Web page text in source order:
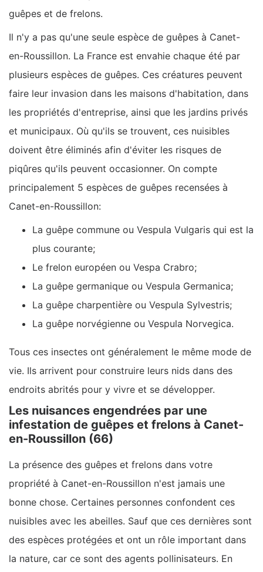
guêpes et de frelons.
Il n'y a pas qu'une seule espèce de guêpes à Canet-
en-Roussillon. La France est envahie chaque été par
plusieurs espèces de guêpes. Ces créatures peuvent
faire leur invasion dans les maisons d'habitation, dans
les propriétés d'entreprise, ainsi que les jardins privés
et municipaux. Où qu'ils se trouvent, ces nuisibles
doivent être éliminés afin d'éviter les risques de
piqûres qu'ils peuvent occasionner. On compte
principalement 5 espèces de guêpes recensées à
Canet-en-Roussillon:
La guêpe commune ou Vespula Vulgaris qui est la
plus courante;
Le frelon européen ou Vespa Crabro;
La guêpe germanique ou Vespula Germanica;
La guêpe charpentière ou Vespula Sylvestris;
La guêpe norvégienne ou Vespula Norvegica.
Tous ces insectes ont généralement le même mode de
vie. Ils arrivent pour construire leurs nids dans des
endroits abrités pour y vivre et se développer.
Les nuisances engendrées par une
infestation de guêpes et frelons à Canet-
en-Roussillon (66)
La présence des guêpes et frelons dans votre
propriété à Canet-en-Roussillon n'est jamais une
bonne chose. Certaines personnes confondent ces
nuisibles avec les abeilles. Sauf que ces dernières sont
des espèces protégées et ont un rôle important dans
la nature, car ce sont des agents pollinisateurs. En